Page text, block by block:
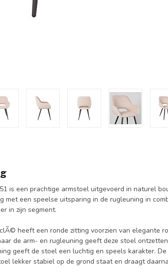
is een prachtige armstoel uitgevoerd in naturel
met een speelse uitsparing in de rugleuning in
in zijn segment.
heeft een ronde zitting voorzien van elegante
de arm- en rugleuning geeft deze stoel
geeft de stoel een luchtig en speels karakter.
lekker stabiel op de grond staat en draagt